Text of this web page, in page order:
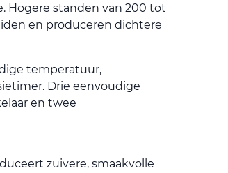
Hogere standen van 200 tot
en produceren dichtere
temperatuur,
Drie eenvoudige
en twee
zuivere, smaakvolle